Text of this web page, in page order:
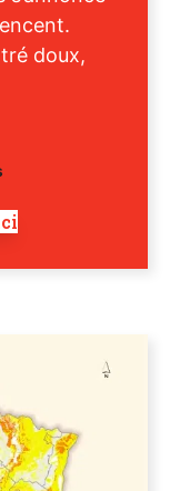
doux,